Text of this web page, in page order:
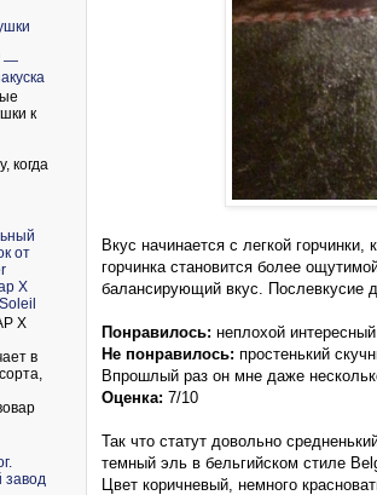
Вкус начинается с легкой горчинки,
горчинка становится более
балансирующий вкус. Послевкусие
Понравилось: неплохой
Не понравилось: простенький
Впрошлый раз он мне даже
Оценка: 7/10
Так что статут довольно
темный эль в бельгийском стиле
Цвет коричневый, немного
—
к
когда
от
X
X
в
завод